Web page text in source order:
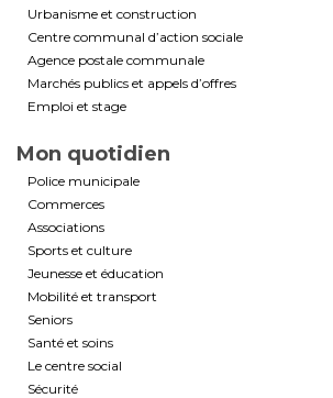
Urbanisme et construction
Centre communal d’action sociale
Agence postale communale
Marchés publics et appels d’offres
Emploi et stage
Mon quotidien
Police municipale
Commerces
Associations
Sports et culture
Jeunesse et éducation
Mobilité et transport
Seniors
Santé et soins
Le centre social
Sécurité